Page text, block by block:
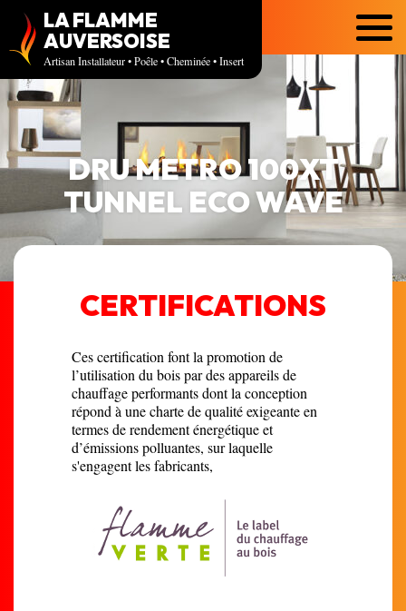
LA FLAMME
AUVERSOISE
Artisan Installateur • Poêle • Cheminée • Insert
Menu
DRU METRO 100XT
TUNNEL ECO WAVE
CERTIFICATIONS
Ces certification font la promotion de
l’utilisation du bois par des appareils de
chauffage performants dont la conception
répond à une charte de qualité exigeante en
termes de rendement énergétique et
d’émissions polluantes, sur laquelle
s'engagent les fabricants,